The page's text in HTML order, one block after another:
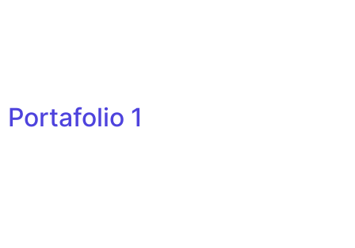
Portafolio 1